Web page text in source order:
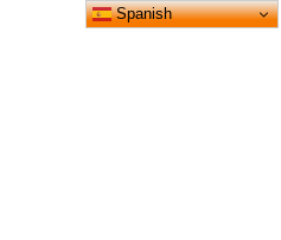
Spanish